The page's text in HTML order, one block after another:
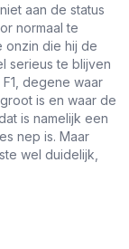
aan de status
normaal te
onzin die hij de
serieus te blijven
degene waar
is en waar de
is namelijk een
nep is. Maar
wel duidelijk,